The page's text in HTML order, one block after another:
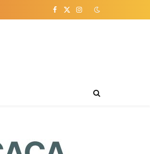
Facebook
X
Instagram